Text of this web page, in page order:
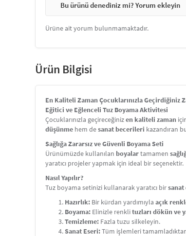
Bu ürünü denediniz mi? Yorum ekleyin
Ürüne ait yorum bulunmamaktadır.
Ürün Bilgisi
En Kaliteli Zaman Çocuklarınızla Geçirdiğiniz
Eğitici ve Eğlenceli Tuz Boyama Aktivitesi
Çocuklarınızla geçireceğinizen kaliteli zaman
düşünme hem desanat becerileri kazandıran
Sağlığa Zararsız ve Güvenli Boyama Seti
Ürünümüzde kullanılan boyalartamamen
yaratıcı projeler yapmak için ideal bir seçenektir.
Nasıl Yapılır?
Tuz boyama setinizi kullanarak yaratıcı birsanat
Hazırlık: Bir kürdan yardımıyla açık
Boyama: Elinizle renklituzları dökün ve
Temizleme: Fazla tuzu silkeleyin.
Sanat Eseri:Tüm işlemleri